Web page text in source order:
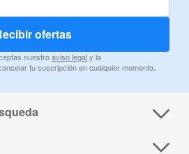
ofertas
nuestroaviso legaly la
tu suscripción en cualquier momento.